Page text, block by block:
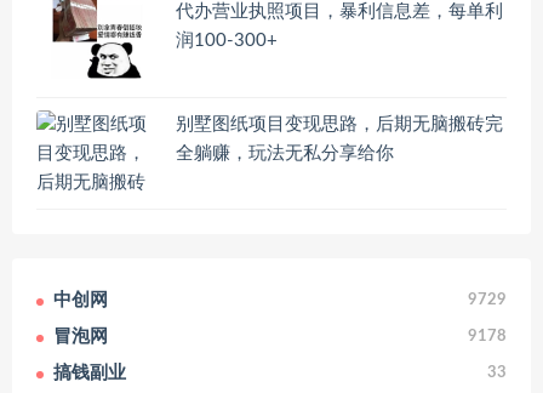
代办营业执照项目，暴利信息差，每单利
润100-300+
别墅图纸项目变现思路，后期无脑搬砖完
全躺赚，玩法无私分享给你
中创网 9729
冒泡网 9178
搞钱副业 33